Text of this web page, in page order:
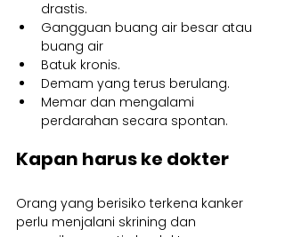
drastis.
Gangguan buang air besar atau
buang air
Batuk kronis.
Demam yang terus berulang.
Memar dan mengalami
perdarahan secara spontan.
Kapan harus ke dokter
Orang yang berisiko terkena kanker
perlu menjalani skrining dan